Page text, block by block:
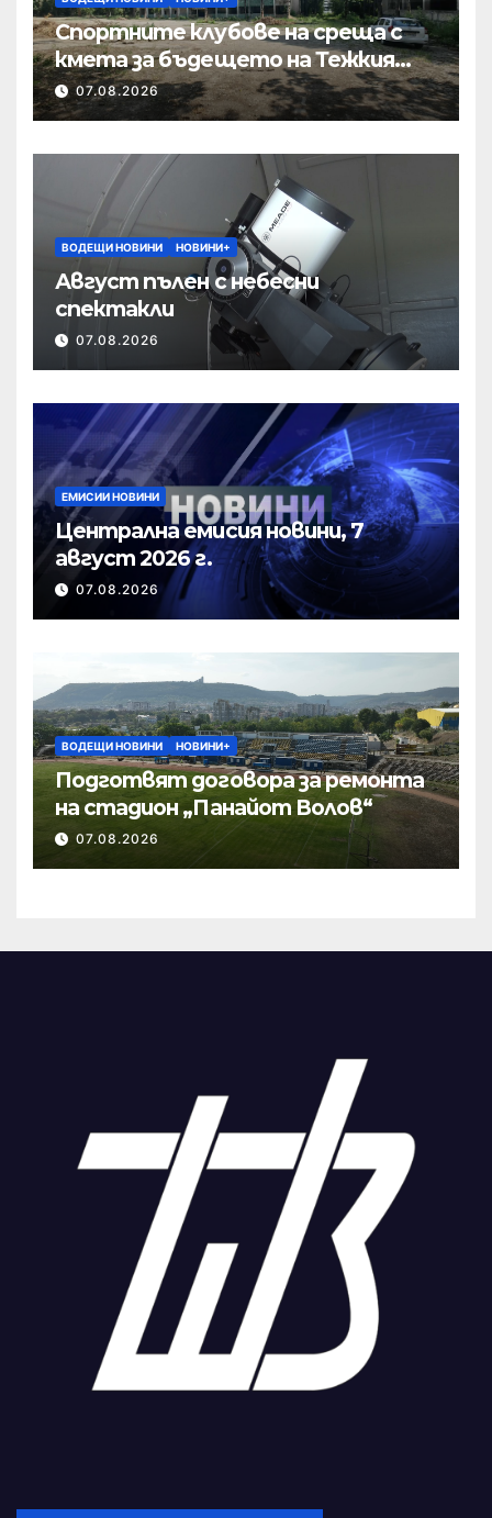
Спортните клубове на среща с
кмета за бъдещето на Тежкия
полк
07.08.2026
ВОДЕЩИ НОВИНИ НОВИНИ+
Август пълен с небесни
спектакли
07.08.2026
ЕМИСИИ НОВИНИ
Централна емисия новини, 7
август 2026 г.
07.08.2026
ВОДЕЩИ НОВИНИ НОВИНИ+
Подготвят договора за ремонта
на стадион „Панайот Волов“
07.08.2026